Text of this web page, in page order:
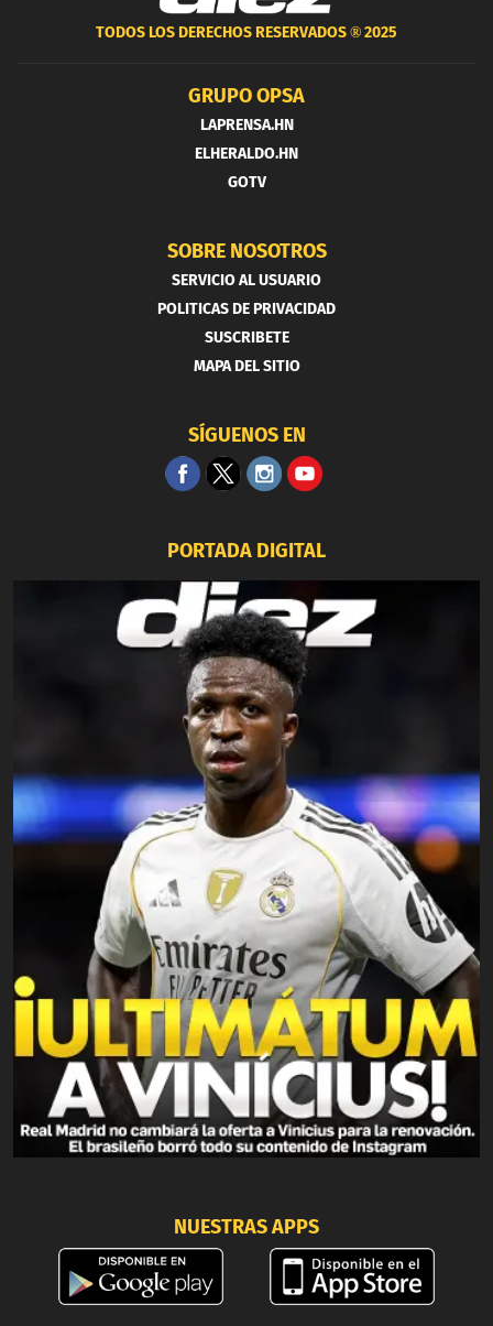
TODOS LOS DERECHOS RESERVADOS ®2025
GRUPO OPSA
LAPRENSA.HN
ELHERALDO.HN
GOTV
SOBRE NOSOTROS
SERVICIO AL USUARIO
POLITICAS DE PRIVACIDAD
SUSCRIBETE
MAPA DEL SITIO
SÍGUENOS EN
PORTADA DIGITAL
NUESTRAS APPS